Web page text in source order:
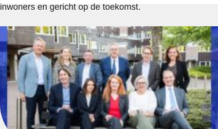
inwoners en gericht op de toekomst.